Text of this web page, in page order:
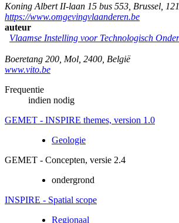
Koning Albert II-laan 15 bus 553 Brussel
https://www.omgevingvlaanderen.be
auteur
Vlaamse Instelling voor Technologisch
Boeretang 200 Mol 2400 België
www.vito.be
Frequentie
indien nodig
GEMET - INSPIRE themes, version 1.0
Geologie
GEMET - Concepten, versie 2.4
ondergrond
INSPIRE - Spatial scope
Regionaal